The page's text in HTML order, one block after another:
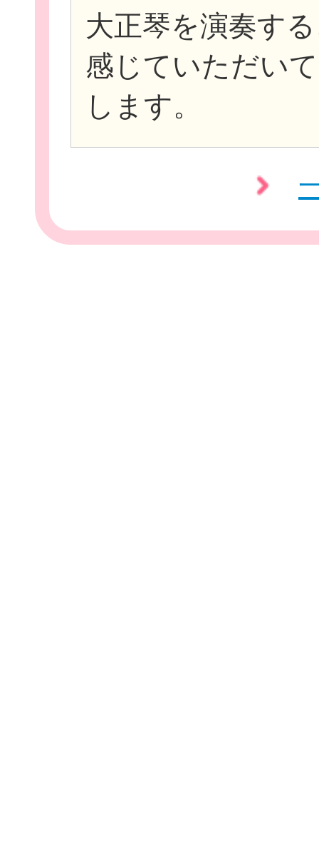
大正琴を演奏す
感じていただい
します。